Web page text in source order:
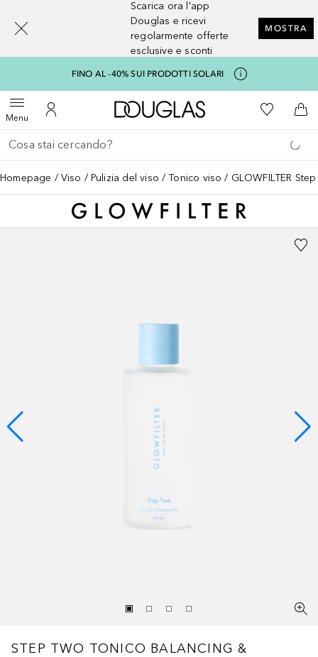
Scarica ora l'app
Douglas e ricevi
regolarmente offerte
esclusive e sconti
MOSTRA
FINO AL -40% SUI PRODOTTI SOLARI
MenuApri menuAl Mio Account
A Douglas HomeAlla Mia
Al
Torna indietro
Esegui ricerca
Homepage Viso Pulizia del viso Tonico viso GLOWFILTER
STEP TWO TONICO BALANCING &
[navigation.slideout.screenreader]